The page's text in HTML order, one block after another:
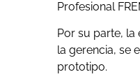
Profesional
Por su parte, la
la gerencia, se
prototipo.